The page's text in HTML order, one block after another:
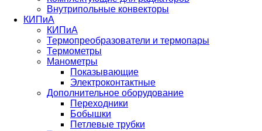
Внутрипольные конвекторы
КИПиА
КИПиА
Термопреобразователи и термопары
Термометры
Манометры
Показывающие
Электроконтактные
Дополнительное оборудование
Переходники
Бобышки
Петлевые трубки